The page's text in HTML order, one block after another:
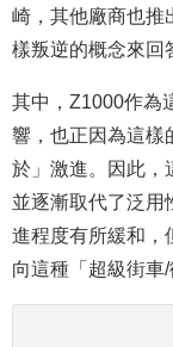
崎，其他廠商也推
樣叛逆的概念來回
其中，Z1000作為
響，也正因為這樣
於」激進。因此，
並逐漸取代了泛用
進程度有所緩和，
向這種「超級街車/